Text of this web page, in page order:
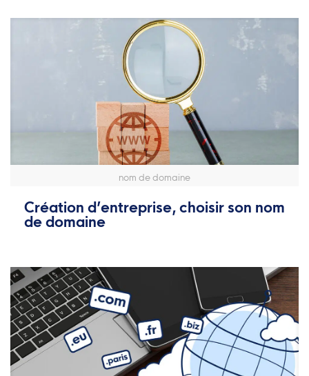
nom de domaine
Création d’entreprise, choisir son nom
de domaine